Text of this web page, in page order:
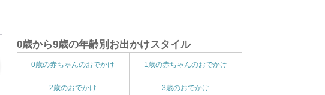
0歳から9歳の年齢別お出かけスタイル
0歳の赤ちゃんのおでかけ 1歳の赤ちゃんのおでかけ
2歳のおでかけ 3歳のおでかけ